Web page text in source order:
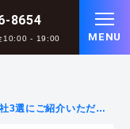
8654
10:00 - 19:00 MENU
3選にご紹介いただき